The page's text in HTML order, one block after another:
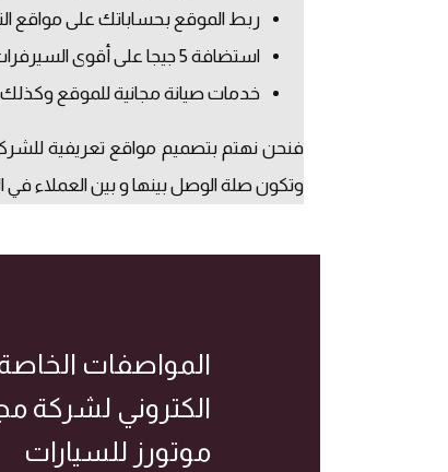
ربط الموقع بحساباتك على مواقع
استضافة 5 جيجا على أقوى السيرفرات العالمية بالإضافة لعدد 4 ايميلات رسمية باسم شركتك.
خدمات صيانة مجانية للموقع وكذلك
فنحن نهتم بتصميم مواقع تعريفية
وتكون صلة الوصل بينها و بين العملاء في
المواصفات
الكتروني لشركة
موتورز للسيارات